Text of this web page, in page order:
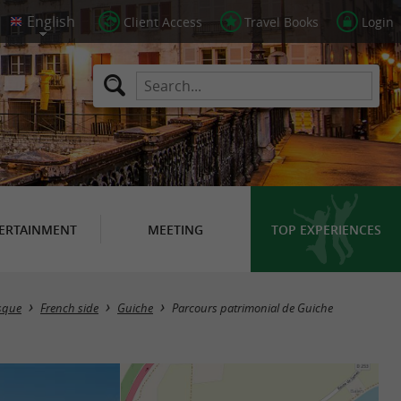
Client Access Travel Books Login
MEETING TOP EXPERIENCES
French side Guiche Parcours patrimonial de Guiche